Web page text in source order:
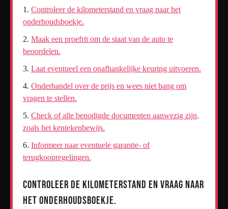
Controleer de kilometerstand en vraag naar het
onderhoudsboekje.
Maak een proefrit om de staat van de auto te
beoordelen.
Laat eventueel een onafhankelijke keuring uitvoeren.
Onderhandel over de prijs en wees niet bang om
vragen te stellen.
Check of alle benodigde documenten aanwezig zijn,
zoals het kentekenbewijs.
Informeer naar eventuele garantie- of
terugkoopregelingen.
Controleer de kilometerstand en vraag naar
het onderhoudsboekje.